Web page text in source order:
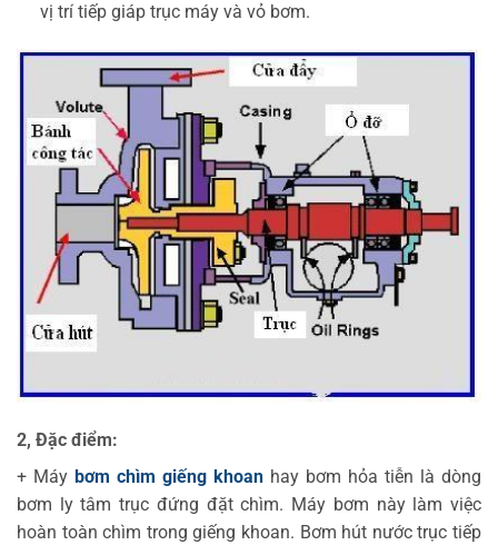
vị trí tiếp giáp trục máy và vỏ bơm.
2, Đặc điểm:
+ Máy bơm chìm giếng khoan hay bơm hỏa tiễn là dòng
bơm ly tâm trục đứng đặt chìm. Máy bơm này làm việc
hoàn toàn chìm trong giếng khoan. Bơm hút nước trục tiếp